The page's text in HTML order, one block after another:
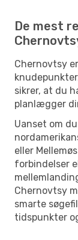
De mest
Chernovtsy
sikrer, at du
planlægger
Uanset om
eller
forbindelser
Chernovtsy
smarte
tidspunkter